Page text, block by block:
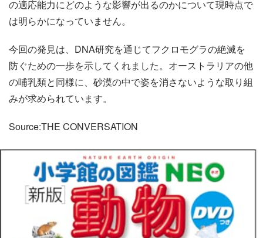
の適応能力にどのような影響が出るのかについて現時点で
は明らかになっていません。
今回の発見は、DNA研究を通じてフクロモグラの絶滅を
防ぐための一歩を示してくれました。オーストラリアの他
の哺乳類と同様に、砂漠の中で姿を消さないような取り組
みが求められています。
Source:THE CONVERSATION